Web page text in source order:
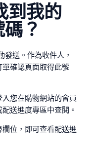
到我的
？
發送。作為收件人，
確認頁面取得此號
您在購物網站的會員
送進度專區中查閱。
位，即可查看配送進